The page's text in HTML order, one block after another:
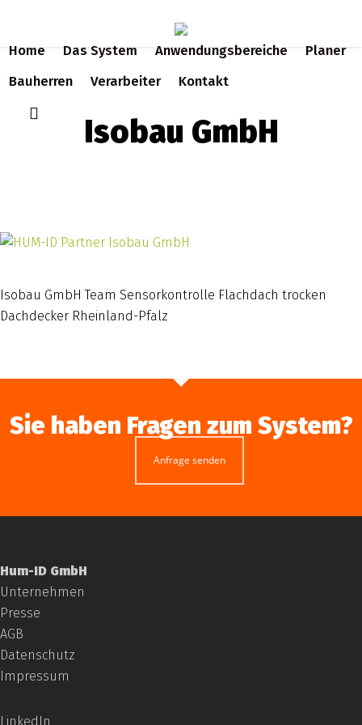
main
content
Home Das System Anwendungsbereiche
Planer
Bauherren
Verarbeiter Kontakt
Isobau GmbH
Isobau GmbH Team Sensorkontrolle Flachdach trocken
Dachdecker Rheinland-Pfalz
Sie haben Fragen zum System?
Anfrage senden
Hum-ID GmbH
Unternehmen
Presse
AGB
Datenschutz
Impressum
LinkedIn